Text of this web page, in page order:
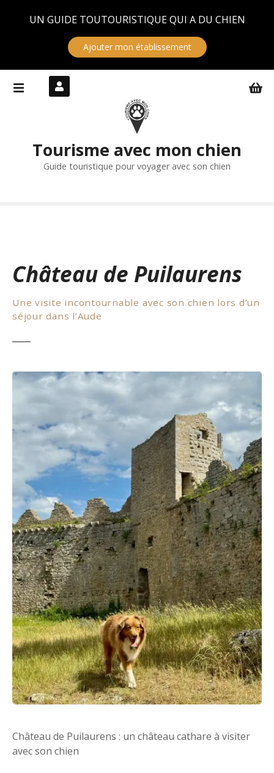
UN GUIDE TOUTOURISTIQUE QUI A DU CHIEN
Ajouter mon établissement
Tourisme avec mon chien
Guide touristique pour voyager avec son chien
Château de Puilaurens
Une visite incontournable avec son chien lors d’un
séjour dans l’Aude
Château de Puilaurens : un château cathare à visiter
avec son chien